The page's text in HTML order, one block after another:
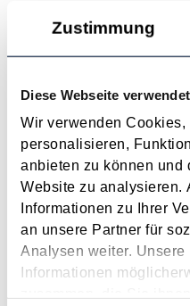
Zustimmung
Diese Webseite
Wir verwenden
personalisieren,
anbieten zu können und
Website zu analysieren.
Informationen zu Ihrer
an unsere Partner für
Analysen weiter.
Informationen
hatte sich mit der Frage
Elternteil nach einer
eines...
Langtext
empfehlen
Maßnahmen vor
November 2019
Der näher rückende
Steuer-Check sein. Durch gezielte Maßnahmen vor
Jahresende kann man die
Risiken senken. Im